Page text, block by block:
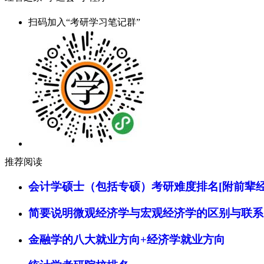
扫码加入“考研学习笔记群”
推荐阅读
会计学硕士（包括专硕）考研难度排名[附前辈
简要说明微观经济学与宏观经济学的区别与联系
金融学的八大就业方向+经济学就业方向